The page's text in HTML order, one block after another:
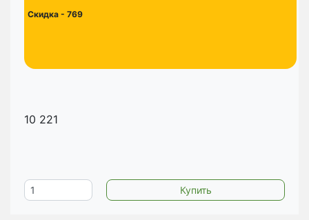
Скидка - 769
10 221